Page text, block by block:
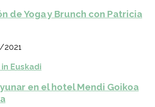
de Yoga y Brunch con Patricia
in Euskadi
en el hotel Mendi Goikoa